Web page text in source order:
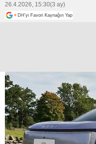
26.4.2026, 15:30(3 ay)
+ DH'yi Favori Kaynağın Yap